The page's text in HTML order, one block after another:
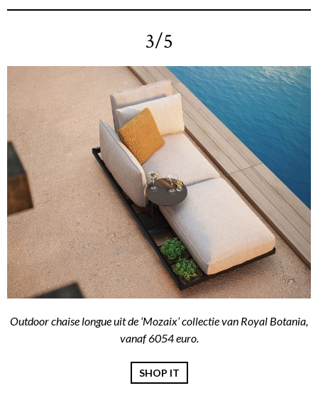
3/5
Outdoor chaise longue uit de ‘Mozaix’ collectie van Royal Botania,
vanaf 6054 euro.
SHOP IT